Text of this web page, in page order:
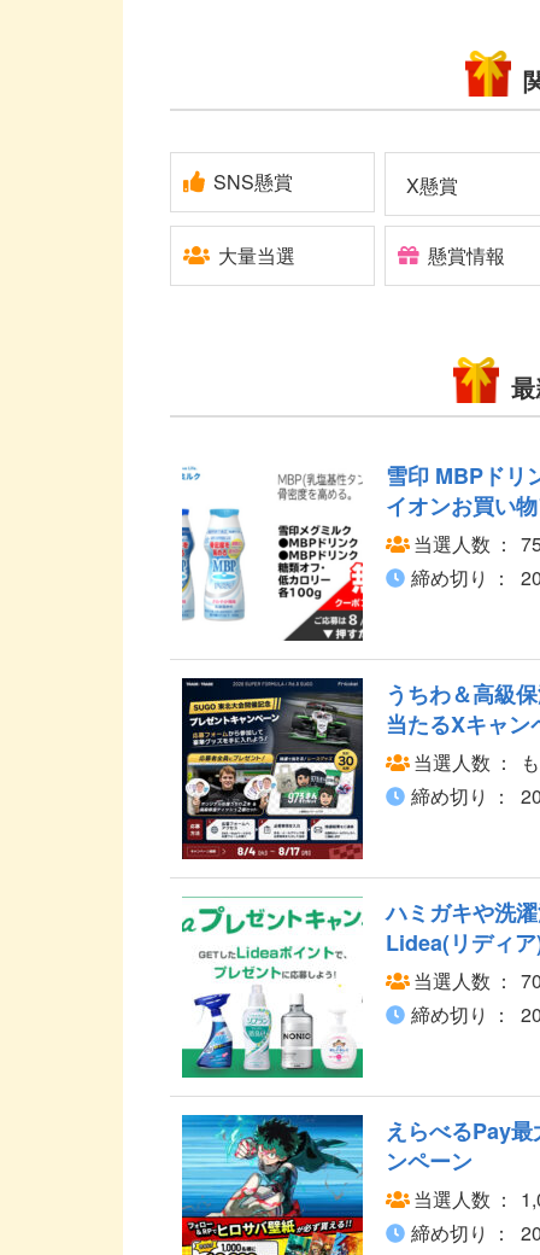
SNS懸賞 X懸賞
大量当選 懸賞情報
雪印 MBPドリ
イオンお買い
当選人数
締め切り
うちわ＆高級
当たるXキャン
当選人数
締め切り
ハミガキや洗
Lidea(リディ
当選人数
締め切り
えらべるPay
ンペーン
当選人数
締め切り